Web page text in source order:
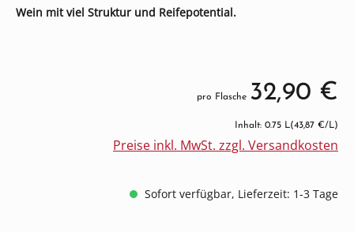
Wein mit viel Struktur und Reifepotential.
pro Flasche 32,90 €
Inhalt: 0.75 L(43,87 €/L)
Preise inkl. MwSt. zzgl. Versandkosten
Sofort verfügbar, Lieferzeit: 1-3 Tage